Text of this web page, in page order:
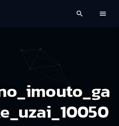
search menu